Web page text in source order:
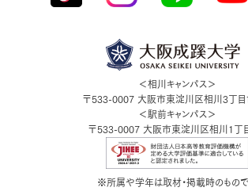
＜相川キャンパス＞
〒533-0007 大阪市東淀川区相川3丁
＜駅前キャンパス＞
〒533-0007 大阪市東淀川区相川1丁
※所属や学年は取材・掲載時のもの